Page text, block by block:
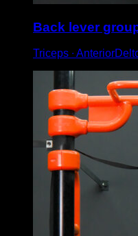
Back lever
Triceps ∙